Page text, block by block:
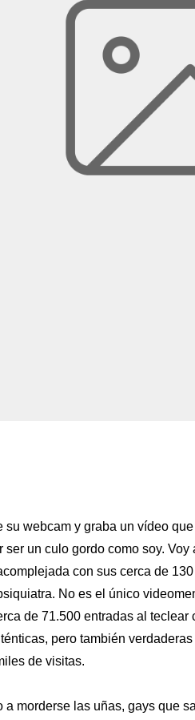
webcam y graba un vídeo
un culo gordo como soy.
con sus cerca de
No es el único
de 71.500 entradas al
pero también
de visitas.
morderse las uñas, gays que